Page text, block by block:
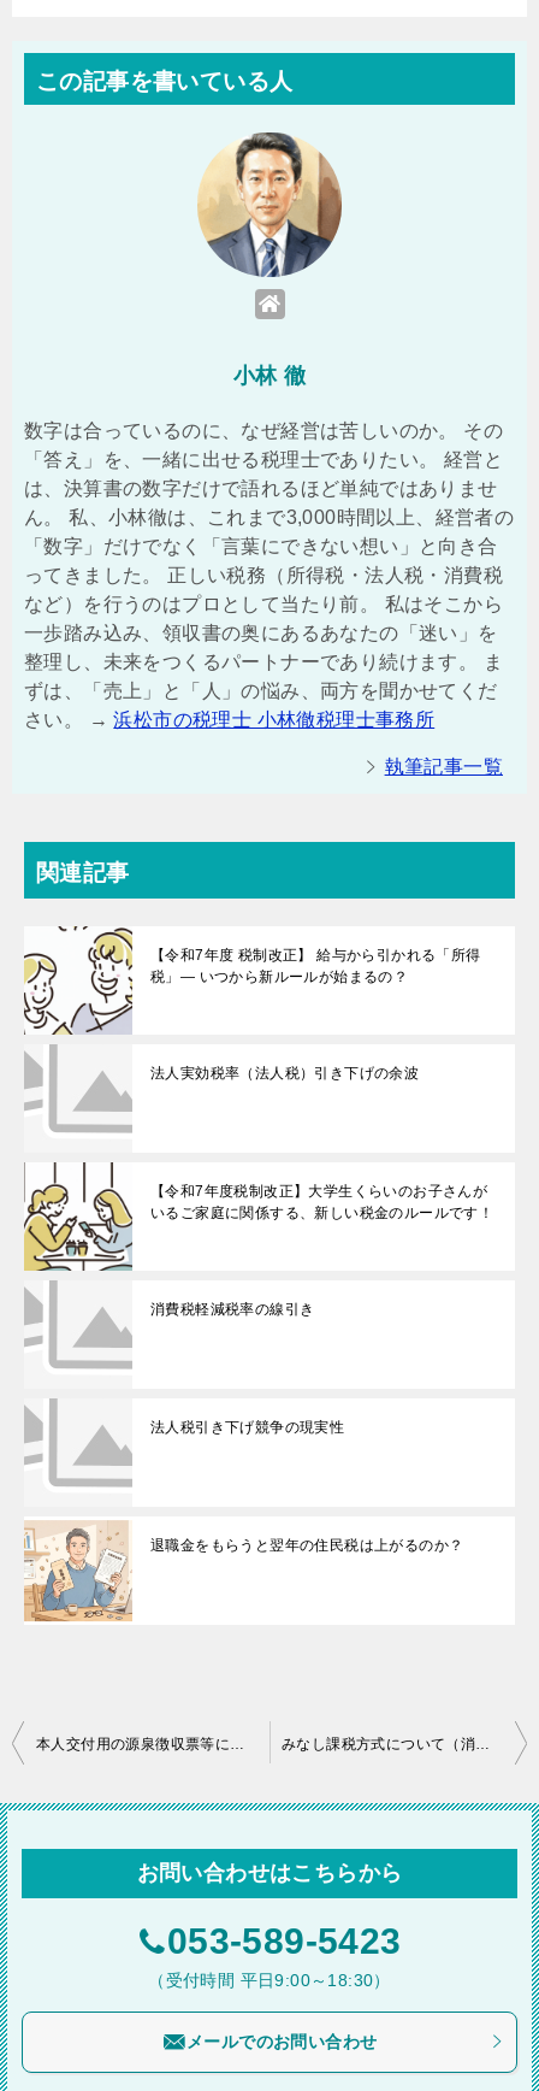
この記事を書いている人
小林 徹
数字は合っているのに、なぜ経営は苦しいのか。 その
「答え」を、一緒に出せる税理士でありたい。 経営と
は、決算書の数字だけで語れるほど単純ではありませ
ん。 私、小林徹は、これまで3,000時間以上、経営者の
「数字」だけでなく「言葉にできない想い」と向き合
ってきました。 正しい税務（所得税・法人税・消費税
など）を行うのはプロとして当たり前。 私はそこから
一歩踏み込み、領収書の奥にあるあなたの「迷い」を
整理し、未来をつくるパートナーであり続けます。 ま
ずは、「売上」と「人」の悩み、両方を聞かせてくだ
さい。 →浜松市の税理士 小林徹税理士事務所
執筆記事一覧
関連記事
【令和7年度 税制改正】 給与から引かれる「所得
税」― いつから新ルールが始まるの？
法人実効税率（法人税）引き下げの余波
【令和7年度税制改正】大学生くらいのお子さんが
いるご家庭に関係する、新しい税金のルールです！
消費税軽減税率の線引き
法人税引き下げ競争の現実性
退職金をもらうと翌年の住民税は上がるのか？
投
ナ
ビ
ゲ
ョ
本人交付用の源泉徴収票等について みなし課税方式について（消費税軽減税率）
お問い合わせはこちらから
053-589-5423
（受付時間 平日9:00～18:30）
メールでのお問い合わせ